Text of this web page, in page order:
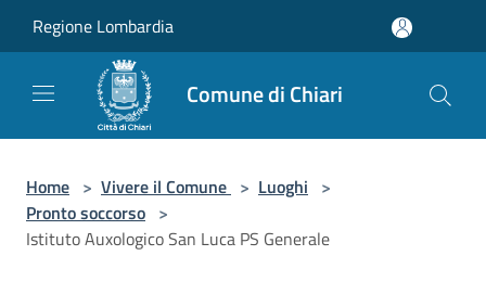
Regione Lombardia
Comune di Chiari
Home > Vivere il Comune > Luoghi >
Pronto soccorso >
Istituto Auxologico San Luca PS Generale